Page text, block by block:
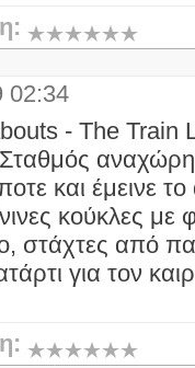
02:34
Train
και έμεινε
κούκλες με
από
για τον